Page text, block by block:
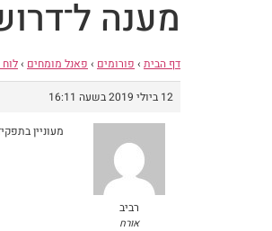
מענה
דף הבית › פורומים › פאנל מומחים ›
12 ביולי 2019 בשעה 16:11
רביב
אורח
מעוניין